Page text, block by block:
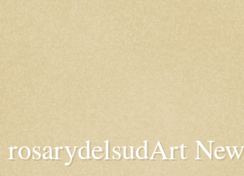
rosarydelsudArt